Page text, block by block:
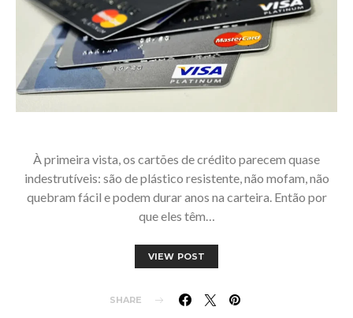
À primeira vista, os cartões de crédito parecem quase
indestrutíveis: são de plástico resistente, não mofam, não
quebram fácil e podem durar anos na carteira. Então por
que eles têm…
VIEW POST
SHARE